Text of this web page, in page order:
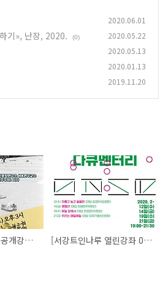
2020.06.01
기», 난장, 2020. (0) 2020.05.22
2020.05.13
2020.01.13
2019.11.20
플랫폼c 월례포럼 공개강연 "5.18의 증언과 기억의 정치" [서강트인나루 열린강좌 04] 여성운동을 기억하는 다큐멘터리 상영 안내